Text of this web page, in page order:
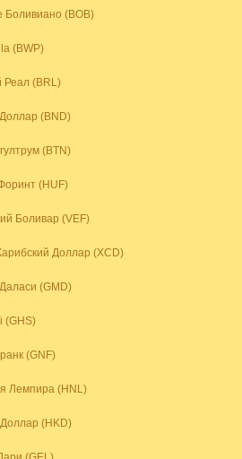
Боливиано (BOB)
(BWP)
Реал (BRL)
(BND)
(BTN)
(HUF)
Боливар (VEF)
Доллар (XCD)
(GMD)
(GHS)
(GNF)
Лемпира (HNL)
Доллар (HKD)